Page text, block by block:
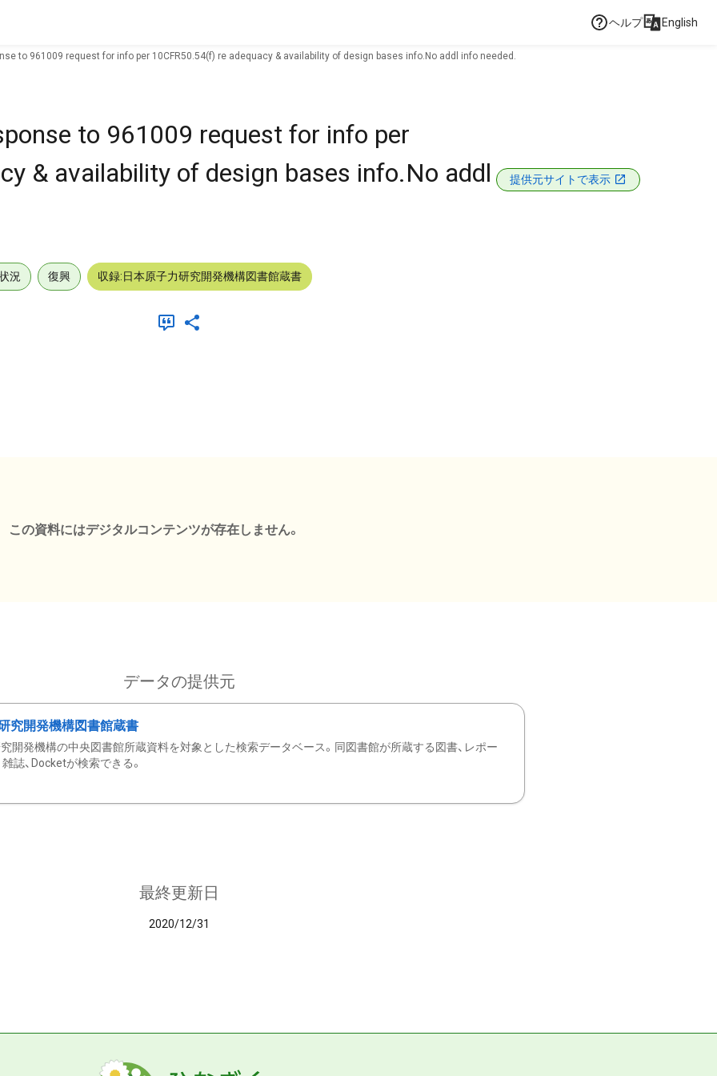
ヘルプ English
to 961009 request for info per 10CFR50.54(f) re adequacy & availability of design bases info.No addl info needed.
to 961009 request for info per
& availability of design bases info.No addl
提供元サイトで表示
況 復興 収録:日本原子力研究開発機構図書館蔵書
この資料にはデジタルコンテンツが存在しません。
データの提供元
究開発機構図書館蔵書
開発機構の中央図書館所蔵資料を対象とした検索データベース。同図書館が所蔵する図書、レポー
雑誌、Docketが検索できる。
最終更新日
2020/12/31